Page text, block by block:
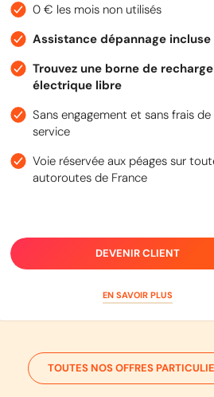
0 € les mois non utilisés
Assistance dépannage incluse
Trouvez une borne de recharge
électrique libre
Sans engagement et sans frais de
service
Voie réservée aux péages sur
autoroutes de France
DEVENIR CLIENT
EN SAVOIR PLUS
TOUTES NOS OFFRES